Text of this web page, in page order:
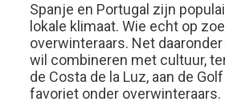
Spanje en Portugal zijn
lokale klimaat. Wie echt op
overwinteraars. Net
wil combineren met cultuur,
de Costa de la Luz, aan de
favoriet onder overwinteraars.